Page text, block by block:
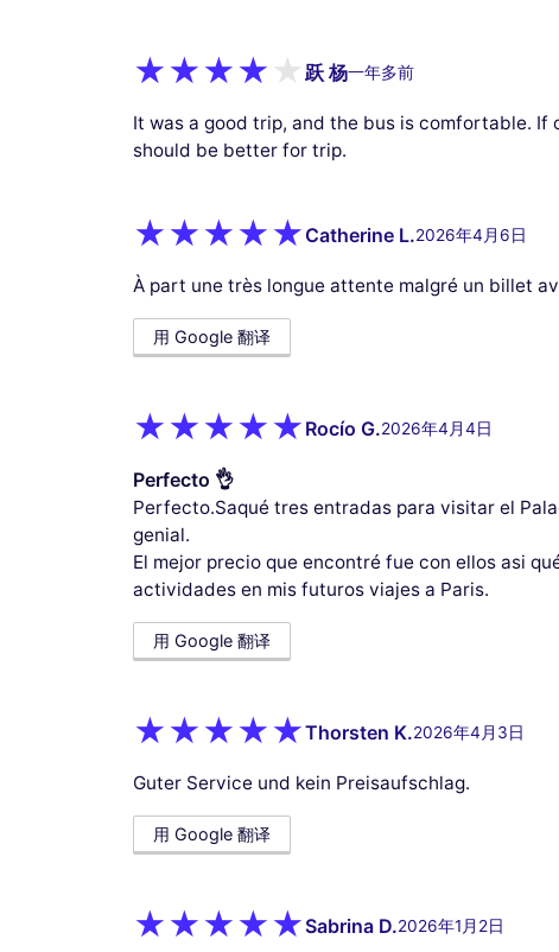
跃 杨一年多前
It was a good trip, and the bus is comfortable.
should be better for trip.
Catherine L.2026年4月6日
À part une très longue attente malgré un billet
用 Google 翻译
Rocío G.2026年4月4日
Perfecto 👌
Perfecto.Saqué tres entradas para visitar el
genial.
El mejor precio que encontré fue con ellos asi
actividades en mis futuros viajes a Paris.
用 Google 翻译
Thorsten K.2026年4月3日
Guter Service und kein Preisaufschlag.
用 Google 翻译
Sabrina D.2026年1月2日